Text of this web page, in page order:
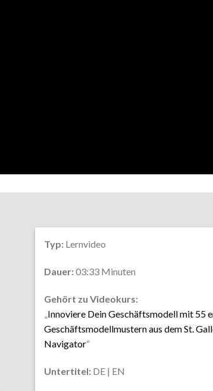
Typ: Lernvideo
Dauer:03:33 Minuten
Gehört zu Videokurs:
„Innoviere Dein Geschäftsmodell mit 55
Geschäftsmodellmustern aus dem St.
Navigator“
Untertitel: DE | EN